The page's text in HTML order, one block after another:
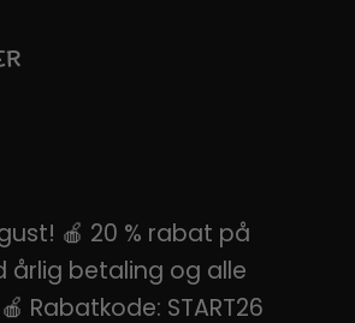
🍎 20 % rabat på
årlig betaling og alle
Rabatkode: START26